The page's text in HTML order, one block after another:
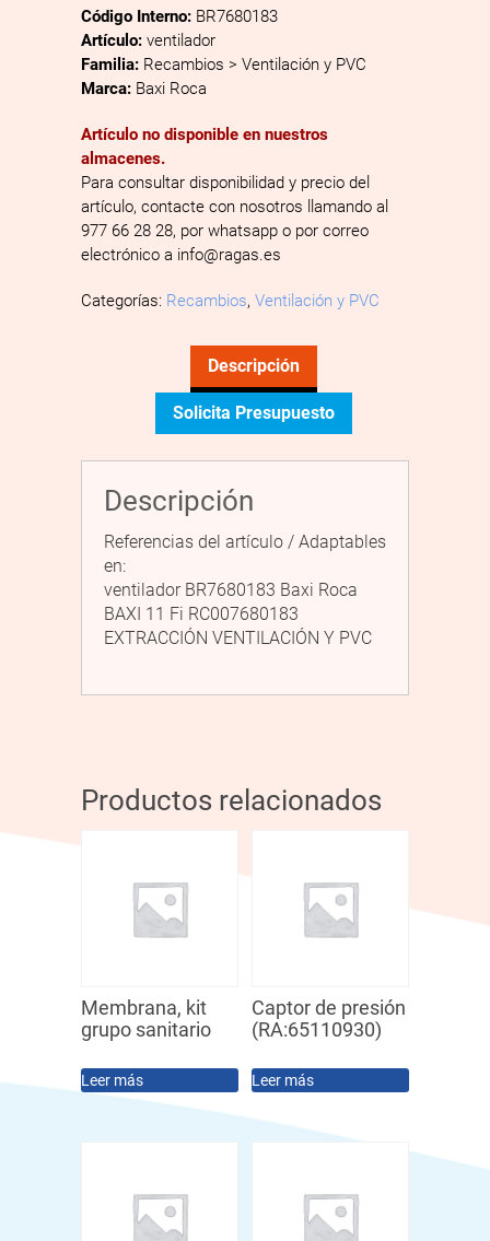
Código Interno: BR7680183
Artículo: ventilador
Familia: Recambios > Ventilación y PVC
Marca: Baxi Roca
Artículo no disponible en nuestros
almacenes.
Para consultar disponibilidad y precio del
artículo, contacte con nosotros llamando al
977 66 28 28, por whatsapp o por correo
electrónico a info@ragas.es
Categorías: Recambios, Ventilación y PVC
Descripción
Solicita Presupuesto
Descripción
Referencias del artículo / Adaptables
en:
ventilador BR7680183 Baxi Roca
BAXI 11 Fi RC007680183
EXTRACCIÓN VENTILACIÓN Y PVC
Productos relacionados
Membrana, kit
grupo sanitario
Leer más
Captor de presión
(RA:65110930)
Leer más